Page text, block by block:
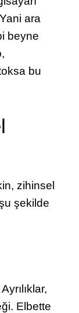
ara
beyne
bu
zihinsel
şekilde
Elbette